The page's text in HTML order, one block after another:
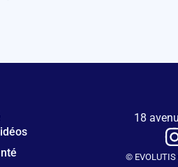
18
© EVOLUTIS